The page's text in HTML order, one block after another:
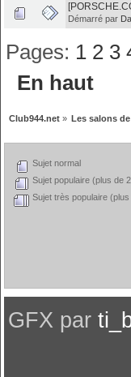
Démarré par
Pages: 1 2 3
En haut
Club944.net» Les salons
Sujet normal
Sujet populaire (plus de
Sujet très populaire
GFX par